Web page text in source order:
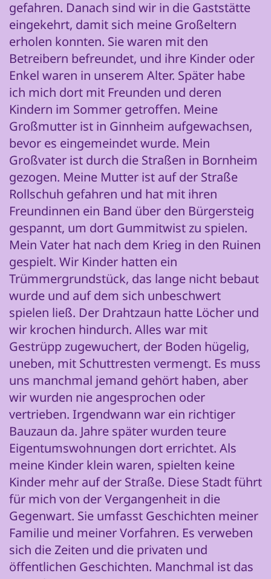
gefahren. Danach sind wir in die Gaststätte
eingekehrt, damit sich meine Großeltern
erholen konnten. Sie waren mit den
Betreibern befreundet, und ihre Kinder oder
Enkel waren in unserem Alter. Später habe
ich mich dort mit Freunden und deren
Kindern im Sommer getroffen. Meine
Großmutter ist in Ginnheim aufgewachsen,
bevor es eingemeindet wurde. Mein
Großvater ist durch die Straßen in Bornheim
gezogen. Meine Mutter ist auf der Straße
Rollschuh gefahren und hat mit ihren
Freundinnen ein Band über den Bürgersteig
gespannt, um dort Gummitwist zu spielen.
Mein Vater hat nach dem Krieg in den Ruinen
gespielt. Wir Kinder hatten ein
Trümmergrundstück, das lange nicht bebaut
wurde und auf dem sich unbeschwert
spielen ließ. Der Drahtzaun hatte Löcher und
wir krochen hindurch. Alles war mit
Gestrüpp zugewuchert, der Boden hügelig,
uneben, mit Schuttresten vermengt. Es muss
uns manchmal jemand gehört haben, aber
wir wurden nie angesprochen oder
vertrieben. Irgendwann war ein richtiger
Bauzaun da. Jahre später wurden teure
Eigentumswohnungen dort errichtet. Als
meine Kinder klein waren, spielten keine
Kinder mehr auf der Straße. Diese Stadt führt
für mich von der Vergangenheit in die
Gegenwart. Sie umfasst Geschichten meiner
Familie und meiner Vorfahren. Es verweben
sich die Zeiten und die privaten und
öffentlichen Geschichten. Manchmal ist das